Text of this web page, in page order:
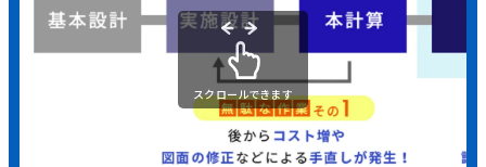
スクロールできます